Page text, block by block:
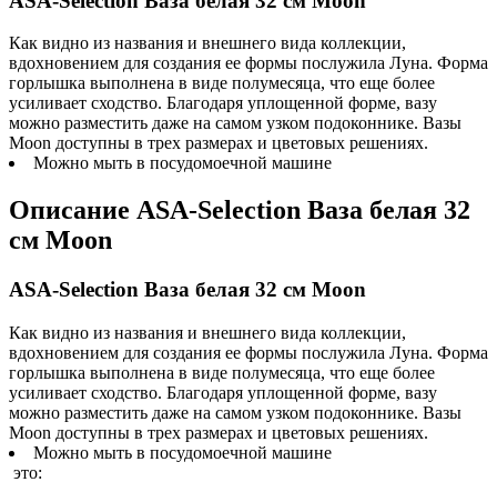
Как видно из названия и внешнего вида коллекции,
вдохновением для создания ее формы послужила Луна. Форма
горлышка выполнена в виде полумесяца, что еще более
усиливает сходство. Благодаря уплощенной форме, вазу
можно разместить даже на самом узком подоконнике. Вазы
Moon доступны в трех размерах и цветовых решениях.
Можно мыть в посудомоечной машине
Описание ASA-Selection Ваза белая 32
см Moon
ASA-Selection Ваза белая 32 см Moon
Как видно из названия и внешнего вида коллекции,
вдохновением для создания ее формы послужила Луна. Форма
горлышка выполнена в виде полумесяца, что еще более
усиливает сходство. Благодаря уплощенной форме, вазу
можно разместить даже на самом узком подоконнике. Вазы
Moon доступны в трех размерах и цветовых решениях.
Можно мыть в посудомоечной машине
это: